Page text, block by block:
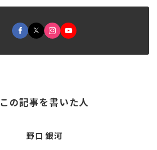
この記事を書いた人
野口 銀河